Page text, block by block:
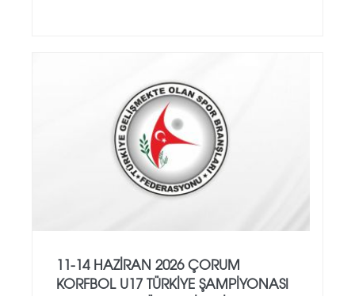
11-14 HAZİRAN 2026 ÇORUM
KORFBOL U17 TÜRKİYE ŞAMPİYONASI